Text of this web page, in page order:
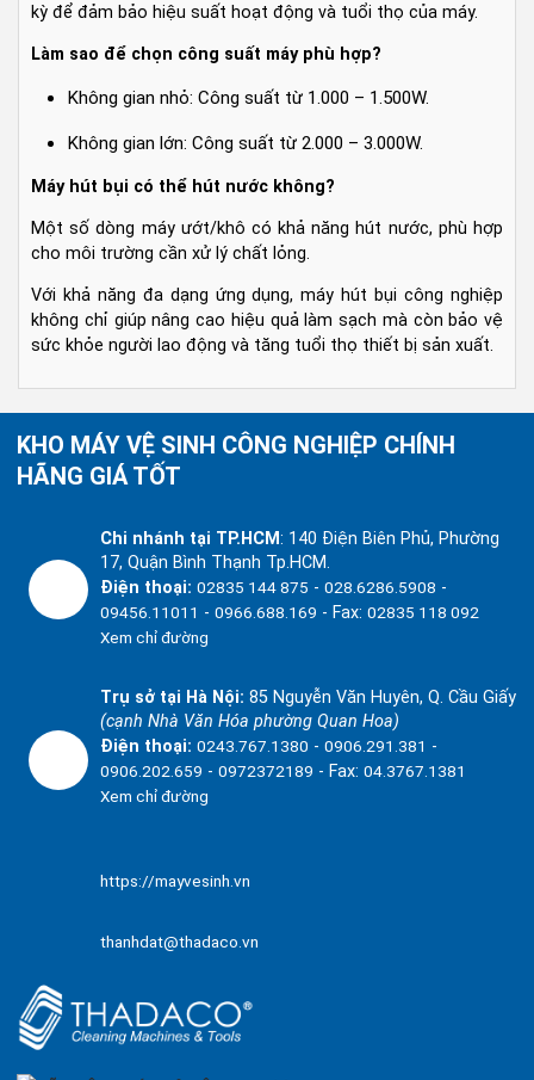
kỳ để đảm bảo hiệu suất hoạt động và tuổi thọ của máy.
Làm sao để chọn công suất máy phù hợp?
Không gian nhỏ: Công suất từ 1.000 – 1.500W.
Không gian lớn: Công suất từ 2.000 – 3.000W.
Máy hút bụi có thể hút nước không?
Một số dòng máy ướt/khô có khả năng hút nước, phù hợp
cho môi trường cần xử lý chất lỏng.
Với khả năng đa dạng ứng dụng, máy hút bụi công nghiệp
không chỉ giúp nâng cao hiệu quả làm sạch mà còn bảo vệ
sức khỏe người lao động và tăng tuổi thọ thiết bị sản xuất.
KHO MÁY VỆ SINH CÔNG NGHIỆP CHÍNH
HÃNG GIÁ TỐT
Chi nhánh tại TP.HCM: 140 Điện Biên Phủ, Phường
17, Quận Bình Thạnh Tp.HCM.
Điện thoại:02835 144 875 -028.6286.5908 -
09456.11011 -0966.688.169 - Fax:02835 118 092
Xem chỉ đường
Trụ sở tại Hà Nội: 85 Nguyễn Văn Huyên, Q. Cầu Giấy
(cạnh Nhà Văn Hóa phường Quan Hoa)
Điện thoại:0243.767.1380 -0906.291.381 -
0906.202.659 -0972372189 - Fax:04.3767.1381
Xem chỉ đường
https://mayvesinh.vn
thanhdat@thadaco.vn